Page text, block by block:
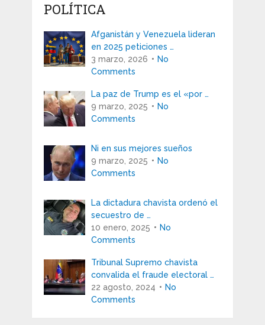
POLÍTICA
Afganistán y Venezuela lideran
en 2025 peticiones …
3 marzo, 2026
No
Comments
La paz de Trump es el «por …
9 marzo, 2025
No
Comments
Ni en sus mejores sueños
9 marzo, 2025
No
Comments
La dictadura chavista ordenó el
secuestro de …
10 enero, 2025
No
Comments
Tribunal Supremo chavista
convalida el fraude electoral …
22 agosto, 2024
No
Comments